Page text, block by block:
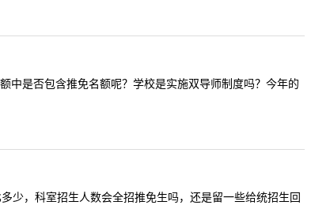
是否包含推免名额呢？学校是实施双导师制度吗？今年的
，科室招生人数会全招推免生吗，还是留一些给统招生回